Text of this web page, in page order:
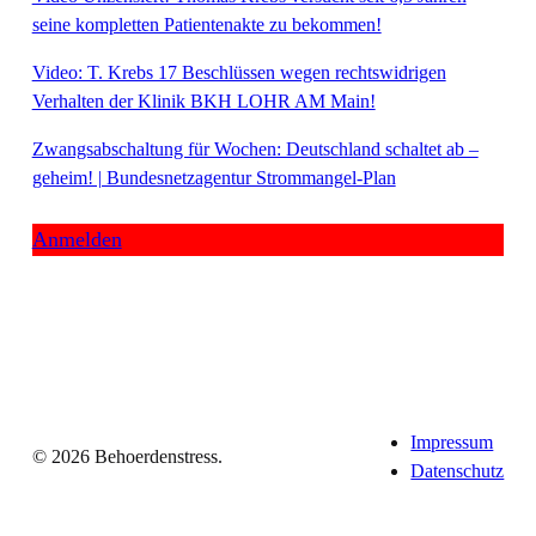
seine kompletten Patientenakte zu bekommen!
Video: T. Krebs 17 Beschlüssen wegen rechtswidrigen
Verhalten der Klinik BKH LOHR AM Main!
Zwangsabschaltung für Wochen: Deutschland schaltet ab –
geheim! | Bundesnetzagentur Strommangel-Plan
Anmelden
© 2026 Behoerdenstress.
Impressum
Datenschutz